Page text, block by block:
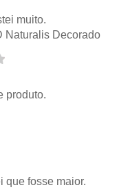
muito.
Naturalis Decorado
produto.
que fosse maior.